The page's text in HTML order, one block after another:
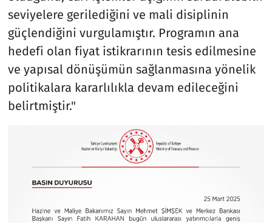
seviyelere gerilediğini ve mali disiplinin
güçlendiğini vurgulamıştır. Programın ana
hedefi olan fiyat istikrarının tesis edilmesine
ve yapısal dönüşümün sağlanmasına yönelik
politikalara kararlılıkla devam edileceğini
belirtmiştir."